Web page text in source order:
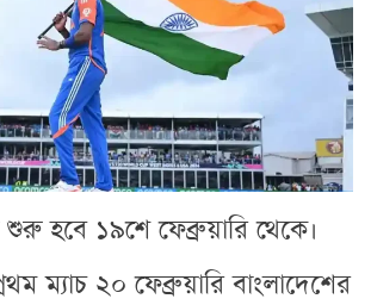
শুরু হবে ১৯শে ফেব্রুয়ারি থেকে।
ম্যাচ ২০ ফেব্রুয়ারি বাংলাদেশের